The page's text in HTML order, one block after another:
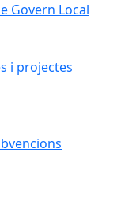
Govern Local
i projectes